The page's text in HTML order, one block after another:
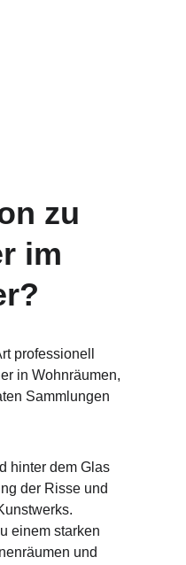
zu
im
professionell
in Wohnräumen,
Sammlungen
hinter dem Glas
der Risse und
einem starken
und